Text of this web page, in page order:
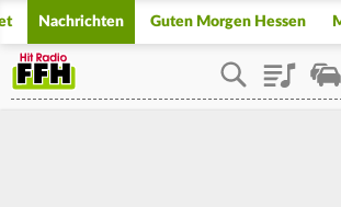
Nachrichten Guten Morgen Hessen
Playlist